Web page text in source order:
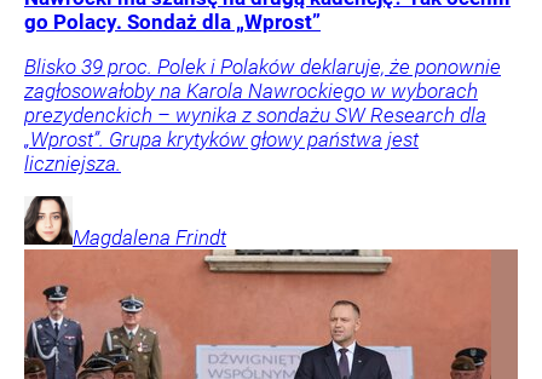
go Polacy. Sondaż dla „Wprost”
Blisko 39 proc. Polek i Polaków deklaruje, że ponownie
zagłosowałoby na Karola Nawrockiego w wyborach
prezydenckich – wynika z sondażu SW Research dla
„Wprost”. Grupa krytyków głowy państwa jest
liczniejsza.
Magdalena Frindt